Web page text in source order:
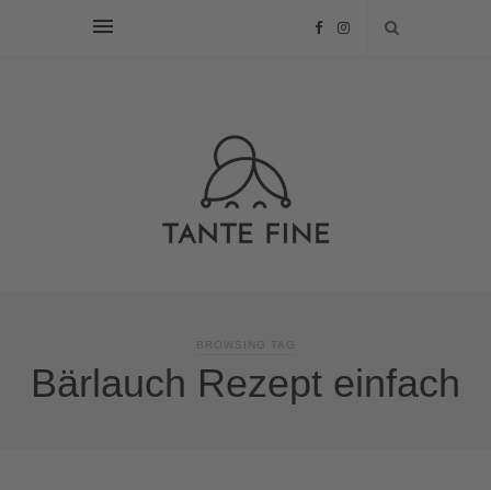
BROWSING TAG
Bärlauch Rezept einfach